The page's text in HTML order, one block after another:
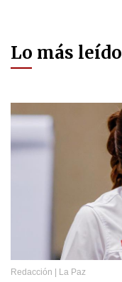
Lo más leído
Redacción | La Paz